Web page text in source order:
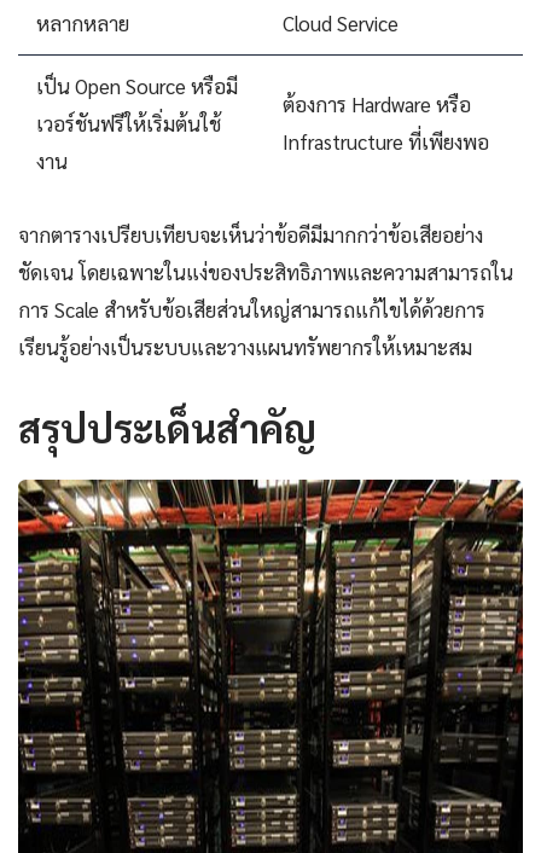
หลากหลาย
Cloud Service
เป็น Open Source หรือมี
เวอร์ชันฟรีให้เริ่มต้นใช้
งาน
ต้องการ Hardware หรือ
Infrastructure ที่เพียงพอ
จากตารางเปรียบเทียบจะเห็นว่าข้อดีมีมากกว่าข้อเสียอย่าง
ชัดเจน โดยเฉพาะในแง่ของประสิทธิภาพและความสามารถใน
การ Scale สำหรับข้อเสียส่วนใหญ่สามารถแก้ไขได้ด้วยการ
เรียนรู้อย่างเป็นระบบและวางแผนทรัพยากรให้เหมาะสม
สรุปประเด็นสำคัญ